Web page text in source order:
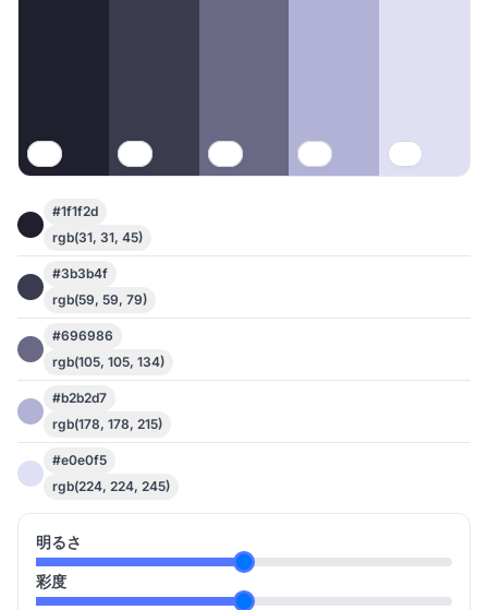
#1f1f2d
rgb(31, 31, 45)
#3b3b4f
rgb(59, 59, 79)
#696986
rgb(105, 105, 134)
#b2b2d7
rgb(178, 178, 215)
#e0e0f5
rgb(224, 224, 245)
明るさ
彩度